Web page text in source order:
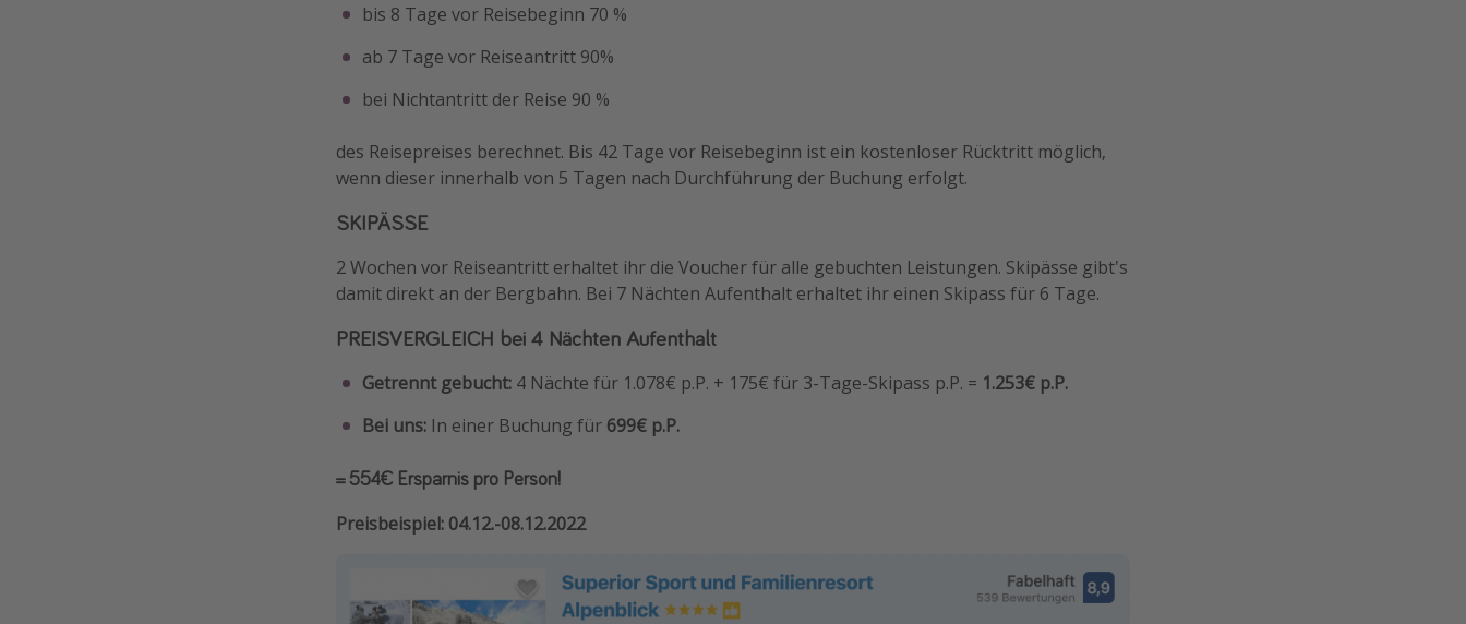
bis 8 Tage vor Reisebeginn 70 %
ab 7 Tage vor Reiseantritt 90%
bei Nichtantritt der Reise 90 %
des Reisepreises berechnet. Bis 42 Tage vor Reisebeginn ist ein kostenloser Rücktritt möglich,
wenn dieser innerhalb von 5 Tagen nach Durchführung der Buchung erfolgt.
SKIPÄSSE
2 Wochen vor Reiseantritt erhaltet ihr die Voucher für alle gebuchten Leistungen. Skipässe gibt's
damit direkt an der Bergbahn. Bei 7 Nächten Aufenthalt erhaltet ihr einen Skipass für 6 Tage.
PREISVERGLEICH bei 4 Nächten Aufenthalt
Getrennt gebucht: 4 Nächte für 1.078€ p.P. + 175€ für 3-Tage-Skipass p.P. = 1.253€ p.P.
Bei uns: In einer Buchung für 699€ p.P.
= 554€ Ersparnis pro Person!
Preisbeispiel: 04.12.-08.12.2022